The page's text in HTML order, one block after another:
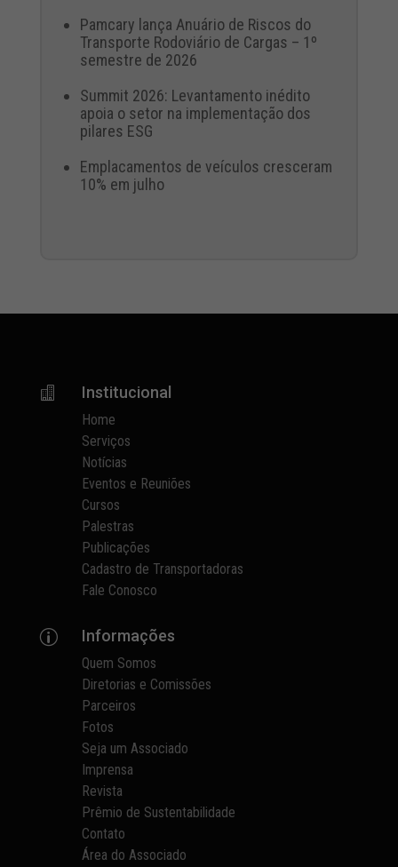
Pamcary lança Anuário de Riscos do
Transporte Rodoviário de Cargas – 1º
semestre de 2026
Summit 2026: Levantamento inédito
apoia o setor na implementação dos
pilares ESG
Emplacamentos de veículos cresceram
10% em julho
 Institucional
Home
Serviços
Notícias
Eventos e Reuniões
Cursos
Palestras
Publicações
Cadastro de Transportadoras
Fale Conosco
p Informações
Quem Somos
Diretorias e Comissões
Parceiros
Fotos
Seja um Associado
Imprensa
Revista
Prêmio de Sustentabilidade
Contato
Área do Associado